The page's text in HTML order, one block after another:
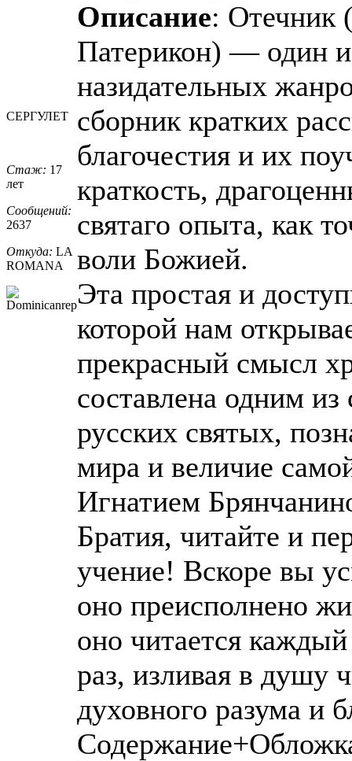
СЕРГУЛЕТ
Стаж: 17
лет
Сообщений:
2637
Откуда: LA
ROMANA
Описание: Отечник
Патерикон) — один
назидательных
сборник кратких
благочестия и их
краткость,
святаго опыта, как
воли Божией.
Эта простая и
которой нам
прекрасный смысл
составлена одним
русских святых,
мира и величие
Игнатием
Братия, читайте и
учение! Вскоре вы
оно преисполнено
оно читается
раз, изливая в душу
духовного разума и